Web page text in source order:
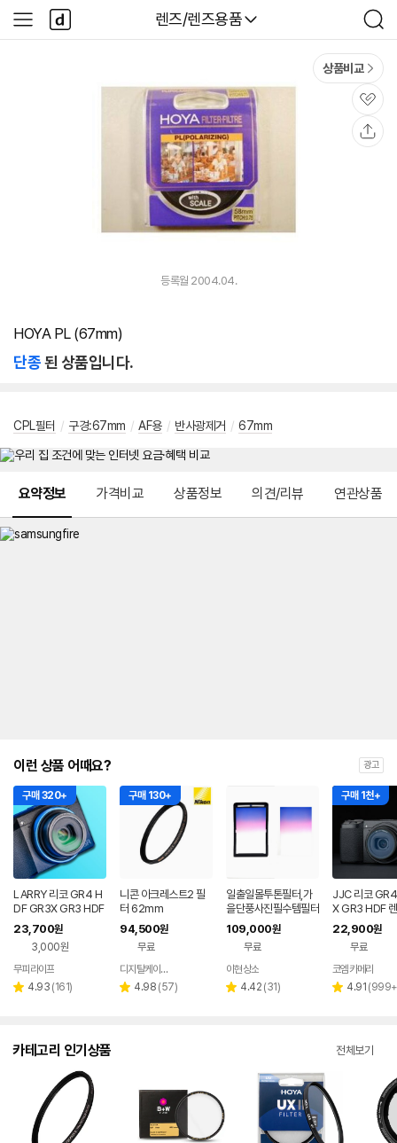
다나와
렌즈/렌즈용품
검
색
사
이
다
나
와
상품비교
관
심
등록월 2004.04.
HOYA PL (67mm)
단종된 상품입니다.
CPL필터 / 구경:67mm / AF용 / 반사광제거 / 67mm
요약정보 가격비교 상품정보 의견/리뷰 연관상품
이런 상품 어때요? 광고
구매 320+
LARRY 리코 GR4 H
DF GR3X GR3 HDF
카메라 렌즈보호 UV필
터 18중 나노 코팅 악
세서리
23,700원
3,000원
페이
무피라이프
별 4.93 리
(161)
구매 130+
니콘 아크레스트2 필
터 62mm
94,500원
무료
페이
디지탈케이에스
별 4.98 리
(57)
일출일몰투톤필터,가
을단풍사진필수템필터
109,000원
무료
페이
이현상소
별 4.42 리
(31)
구매 1천+
JJC 리코
X GR3 HDF
호 UV 필터 F-
VG3
22,900원
무료
페
코엠카메라
별 4.91 리
(999+
카테고리 인기상품 전체보기